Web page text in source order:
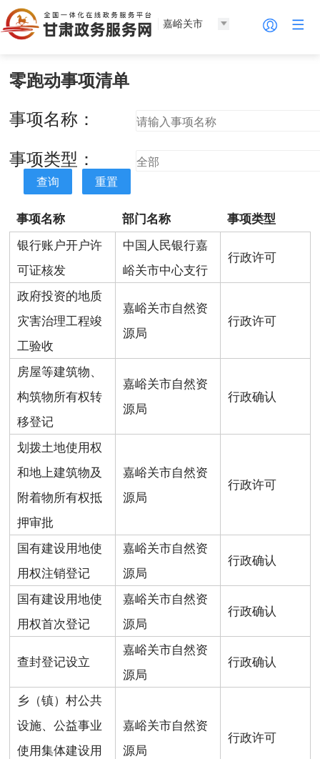
嘉峪关市
零跑动事项清单
事项名称：
事项类型：
查询 重置
事项名称 部门名称
事项类型
银行账户开户许
可证核发
中国人民银行嘉
峪关市中心支行
行政许可
政府投资的地质
灾害治理工程竣
工验收
嘉峪关市自然资
源局
行政许可
房屋等建筑物、
构筑物所有权转
移登记
嘉峪关市自然资
源局
行政确认
划拨土地使用权
和地上建筑物及
附着物所有权抵
押审批
嘉峪关市自然资
源局
行政许可
国有建设用地使
用权注销登记
嘉峪关市自然资
源局
行政确认
国有建设用地使
用权首次登记
嘉峪关市自然资
源局
行政确认
查封登记设立
嘉峪关市自然资
源局
行政确认
乡（镇）村公共
设施、公益事业
使用集体建设用
嘉峪关市自然资
源局
行政许可